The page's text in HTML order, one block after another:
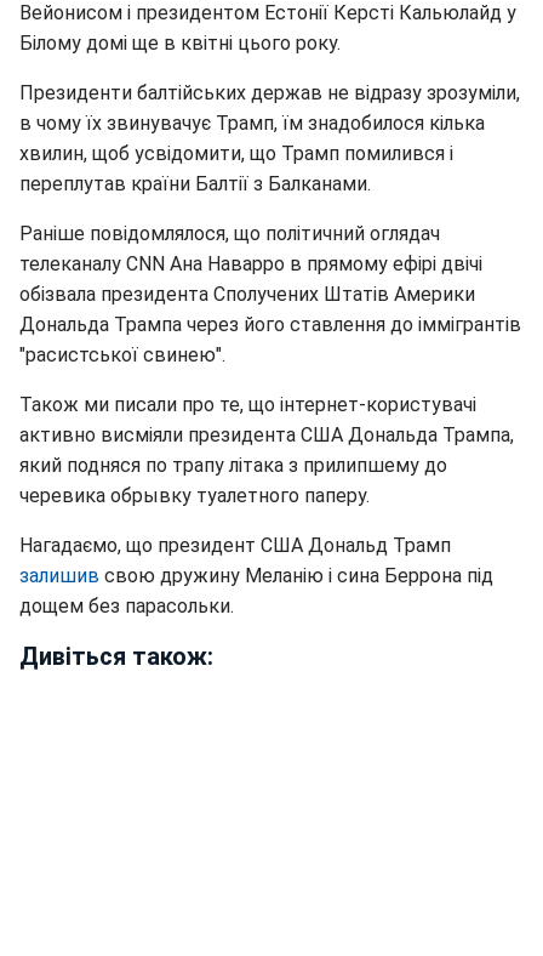
Вейонисом і президентом Естонії Керсті Кальюлайд у
Білому домі ще в квітні цього року.
Президенти балтійських держав не відразу зрозуміли,
в чому їх звинувачує Трамп, їм знадобилося кілька
хвилин, щоб усвідомити, що Трамп помилився і
переплутав країни Балтії з Балканами.
Раніше повідомлялося, що політичний оглядач
телеканалу CNN Ана Наварро в прямому ефірі двічі
обізвала президента Сполучених Штатів Америки
Дональда Трампа через його ставлення до іммігрантів
"расистської свинею".
Також ми писали про те, що інтернет-користувачі
активно висміяли президента США Дональда Трампа,
який подняся по трапу літака з прилипшему до
черевика обрывку туалетного паперу.
Нагадаємо, що президент США Дональд Трамп
залишив свою дружину Меланію і сина Беррона під
дощем без парасольки.
Дивіться також: